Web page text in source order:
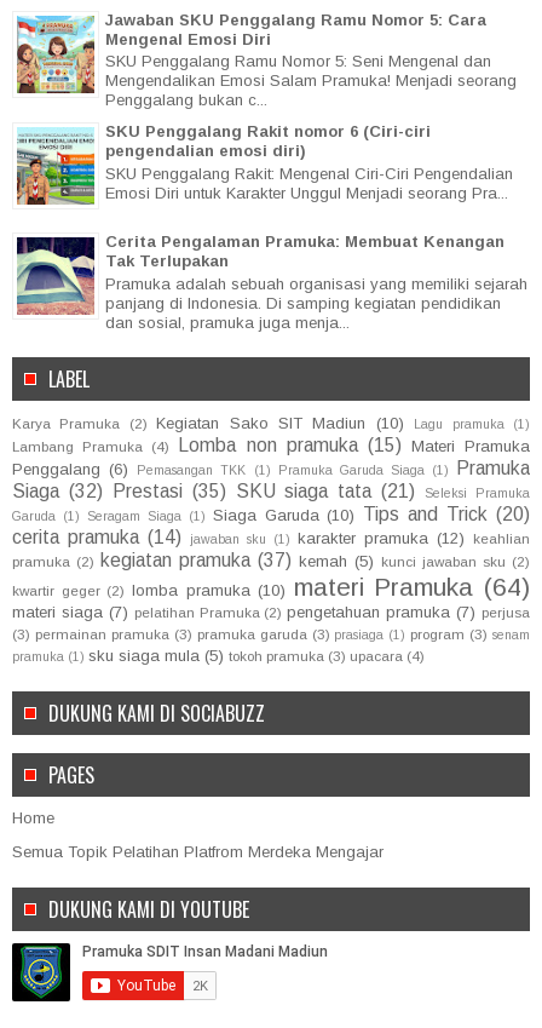
Jawaban SKU Penggalang Ramu Nomor 5: Cara
Mengenal Emosi Diri
SKU Penggalang Ramu Nomor 5: Seni Mengenal dan
Mengendalikan Emosi Salam Pramuka! Menjadi seorang
Penggalang bukan c...
SKU Penggalang Rakit nomor 6 (Ciri-ciri
pengendalian emosi diri)
SKU Penggalang Rakit: Mengenal Ciri-Ciri Pengendalian
Emosi Diri untuk Karakter Unggul Menjadi seorang Pra...
Cerita Pengalaman Pramuka: Membuat Kenangan
Tak Terlupakan
Pramuka adalah sebuah organisasi yang memiliki sejarah
panjang di Indonesia. Di samping kegiatan pendidikan
dan sosial, pramuka juga menja...
LABEL
Karya Pramuka (2) Kegiatan Sako SIT Madiun (10) Lagu pramuka (1)
Lambang Pramuka (4) Lomba non pramuka (15) Materi Pramuka
Penggalang (6) Pemasangan TKK (1) Pramuka Garuda Siaga (1)
Pramuka
Siaga (32) Prestasi (35) SKU siaga tata (21)
Seleksi Pramuka
Garuda
(1) Seragam Siaga (1) Siaga Garuda (10) Tips and Trick (20)
cerita pramuka (14) jawaban sku (1) karakter pramuka (12)
keahlian
pramuka (2) kegiatan pramuka (37) kemah (5) kunci jawaban sku (2)
kwartir geger (2) lomba pramuka (10) materi Pramuka (64)
materi siaga (7) pelatihan Pramuka (2) pengetahuan pramuka (7) perjusa
(3) permainan pramuka (3) pramuka garuda (3) prasiaga (1) program (3) senam
pramuka (1) sku siaga mula (5) tokoh pramuka (3) upacara (4)
DUKUNG KAMI DI SOCIABUZZ
PAGES
Home
Semua Topik Pelatihan Platfrom Merdeka Mengajar
DUKUNG KAMI DI YOUTUBE